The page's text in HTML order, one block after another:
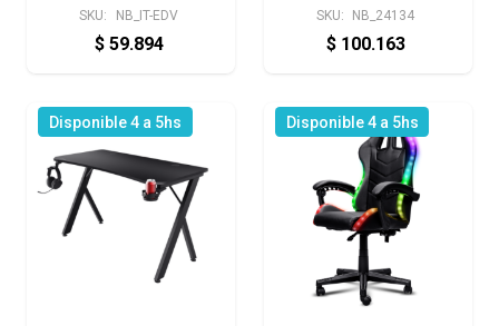
SKU: NB_IT-EDV
$ 59.894
SKU: NB_24134
$ 100.163
Disponible 4 a 5hs Disponible 4 a 5hs